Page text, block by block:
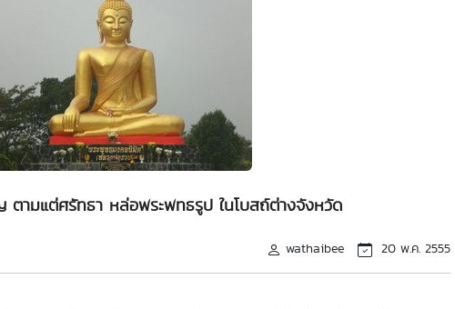
ามแต่ศรัทธา หล่อพระพทธรูป ในโบสถ์ต่างจังหวัด
wathaibee 20 พ.ค. 2555